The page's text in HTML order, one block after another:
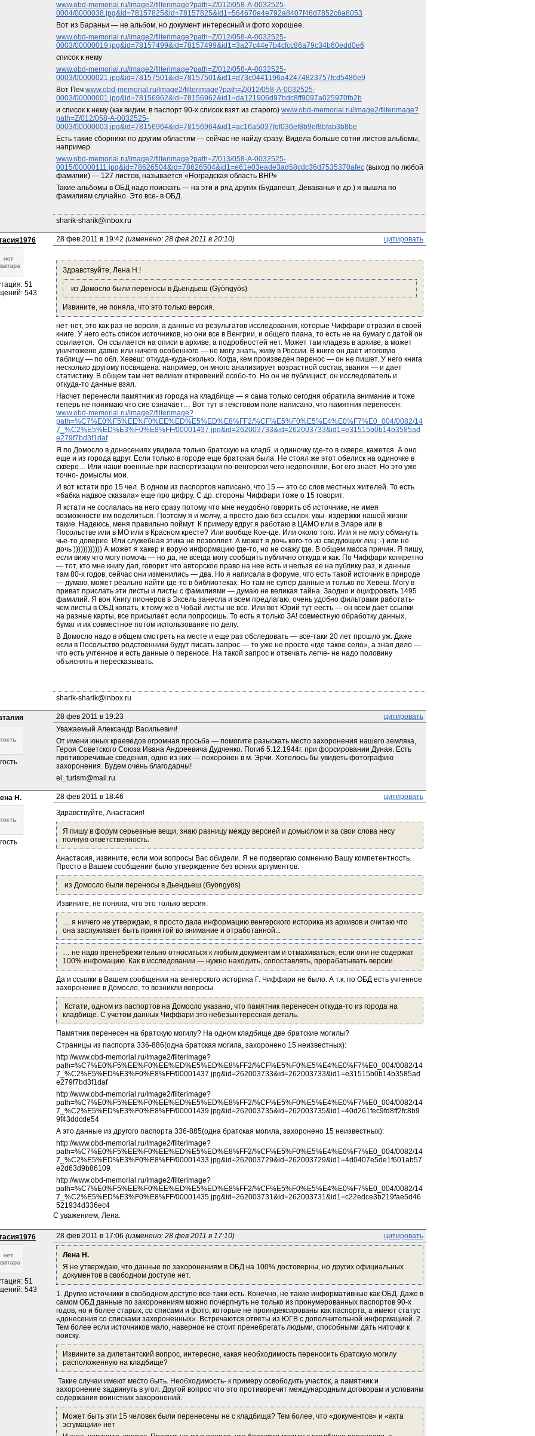
www.obd-memorial.ru/Image2/filterimage?path=Z/012/058-A-0032525-
0004/0000038.jpg&id=78157825&id=78157825&id1=564670e4e792a8407f46d7852c6a8053
Вот из Бараньи — не альбом, но документ интересный и фото хорошее.
www.obd-memorial.ru/Image2/filterimage?path=Z/012/058-A-0032525-
0003/00000019.jpg&id=78157499&id=78157499&id1=3a27c44e7b4cfcc86a79c34b60edd0e6
список к нему
www.obd-memorial.ru/Image2/filterimage?path=Z/012/058-A-0032525-
0003/00000021.jpg&id=78157501&id=78157501&id1=d73c0441196a42474823757fcd5486e9
Вот Печ www.obd-memorial.ru/Image2/filterimage?path=Z/012/058-A-0032525-
0003/00000001.jpg&id=78156962&id=78156962&id1=da121906d97bdc8ff9097a025970fb2b
и список к нему (как видим, в паспорт 90-х список взят из старого) www.obd-memorial.ru/Image2/filterimage?
path=Z/012/058-A-0032525-
0003/00000003.jpg&id=78156964&id=78156964&id1=ac16a5037fef036ef8b9ef8bfab3b8be
Есть такие сборники по другим областям — сейчас не найду сразу. Видела больше сотни листов альбомы,
например
www.obd-memorial.ru/Image2/filterimage?path=Z/013/058-A-0032525-
0015/00000111.jpg&id=78626504&id=78626504&id1=e61e03eade3ad58cdc36d7535370afec (выход по любой
фамилии) — 127 листов, называется «Ноградская область ВНР»
Такие альбомы в ОБД надо поискать — на эти и ряд других (Будапешт, Деваванья и др.) я вышла по
фамилиям случайно. Это все- в ОБД.
sharik-sharik@inbox.ru
51
543
28 фев 2011 в 19:42 (изменено: 28 фев 2011 в 20:10) цитировать
Здравствуйте, Лена Н.!
из Домосло были переносы в Дьендьеш (Gyöngyös)
Извините, не поняла, что это только версия.
нет-нет, это как раз не версия, а данные из результатов исследования, которые Чиффари отразил в своей
книге. У него есть список источников, но они все в Венгрии, и общего плана, то есть не на бумагу с датой он
ссылается.  Он ссылается на описи в архиве, а подробностей нет. Может там кладезь в архиве, а может
уничтожено давно или ничего особенного — не могу знать, живу в России. В книге он дает итоговую
таблицу — по обл. Хевеш: откуда-куда-сколько. Когда, кем произведен перенос — он не пишет. У него книга
несколько другому посвящена: например, он много анализирует возрастной состав, звания — и дает
статистику. В общем там нет великих откровений особо-то. Но он не публицист, он исследователь и
откуда-то данные взял.
Насчет перенесли памятник из города на кладбище — я сама только сегодня обратила внимание и тоже
www.obd-memorial.ru/Image2/filterimage?
path=%C7%E0%F5%EE%F0%EE%ED%E5%ED%E8%FF2/%CF%E5%F0%E5%E4%E0%F7%E0_004/0082/14
7_%C2%E5%ED%E3%F0%E8%FF/00001437.jpg&id=262003733&id=262003733&id1=e31515b0b14b3585ad
e279f7bd3f1daf
Я по Домосло в донесениях увидела только братскую на кладб. и одиночку где-то в сквере, кажется. А оно
еще и из города вдруг. Если только в городе еще братская была. Не стоял же этот обелиск на одиночке в
сквере… Или наши военные при паспортизации по-венгерски чего недопоняли, Бог его знает. Но это уже
точно- домыслы мои.
И вот кстати про 15 чел. В одном из паспортов написано, что 15 — это со слов местных жителей. То есть
«бабка надвое сказала» еще про цифру. С др. стороны Чиффари тоже о 15 говорит.
Я кстати не сослалась на него сразу потому что мне неудобно говорить об источнике, не имея
возможности им поделиться. Поэтому я и молчу, а просто даю без ссылок, увы- издержки нашей жизни
такие. Надеюсь, меня правильно поймут. К примеру вдруг я работаю в ЦАМО или в Эларе или в
Посольстве или в МО или в Красном кресте? Или вообще Кое-где. Или около того. Или я не могу обмануть
чье-то доверие. Или служебная этика не позволяет. А может я дочь кого-то из сведующих лиц :-) или не
дочь )))))))))))) А может я хакер и ворую информацию где-то, но не скажу где. В общем масса причин. Я пишу,
если вижу что могу помочь — но да, не всегда могу сообщить публично откуда и как. По Чиффари конкретно
— тот, кто мне книгу дал, говорит что авторское право на нее есть и нельзя ее на публику раз, и данные
там 80-х годов, сейчас они изменились — два. Но я написала в форуме, что есть такой источник в природе
— думаю, может реально найти где-то в библиотеках. Но там не супер данные и только по Хевеш. Могу в
приват прислать эти листы и листы с фамилиями — думаю не великая тайна. Заодно и оцифровать 1495
фамилий. Я вон Книгу пионеров в Эксель занесла и всем предлагаю, очень удобно фильтрами работать-
чем листы в ОБД копать, к тому же в Чобай листы не все. Или вот Юрий тут еесть — он всем дает ссылки
на разные карты, все присылает если попросишь. То есть я только ЗА! совместную обработку данных,
бумаг и их совместное потом использование по делу.
В Домосло надо в общем смотреть на месте и еще раз обследовать — все-таки 20 лет прошло уж. Даже
если в Посольство родственники будут писать запрос — то уже не просто «где такое село», а зная дело —
что есть учтенное и есть данные о переносе. На такой запрос и отвечать легче- не надо половину
объяснять и пересказывать.
sharik-sharik@inbox.ru
гость
28 фев 2011 в 19:23
цитировать
Уважаемый Александр Васильевич!
От имени юных краеведов огромная просьба — помогите разыскать место захоронения нашего земляка,
Героя Советского Союза Ивана Андреевича Дудченко. Погиб 5.12.1944г. при форсировании Дуная. Есть
противоречивые сведения, одно из них — похоронен в м. Эрчи. Хотелось бы увидеть фотографию
захоронения. Будем очень благодарны!
el_turism@mail.ru
Н.
гость
28 фев 2011 в 18:46
цитировать
Здравствуйте, Анастасия!
Я пишу в форум серьезные вещи, знаю разницу между версией и домыслом и за свои слова несу
полную ответственность.
Анастасия, извините, если мои вопросы Вас обидели. Я не подвергаю сомнению Вашу компетентность.
Просто в Вашем сообщении было утверждение без всяких аргументов:
из Домосло были переносы в Дьендьеш (Gyöngyös)
Извините, не поняла, что это только версия.
… я ничего не утверждаю, я просто дала информацию венгерского историка из архивов и считаю что
она заслуживает быть принятой во внимание и отработанной...
… не надо пренебрежительно относиться к любым документам и отмахиваться, если они не содержат
100% инфомацию. Как в исследовании — нужно находить, сопоставлять, прорабатывать версии.
Да и ссылки в Вашем сообщении на венгерского историка Г. Чиффари не было. А т.к. по ОБД есть учтенное
захоронение в Домосло, то возникли вопросы.
Кстати, одном из паспортов на Домосло указано, что памятник перенесен откуда-то из города на
кладбище. С учетом данных Чиффари это небезынтересная деталь.
Памятник перенесен на братскую могилу? На одном кладбище две братские могилы?
Страницы из паспорта 336-886(одна братская могила, захоронено 15 неизвестных):
http://www.obd-memorial.ru/Image2/filterimage?
path=%C7%E0%F5%EE%F0%EE%ED%E5%ED%E8%FF2/%CF%E5%F0%E5%E4%E0%F7%E0_004/0082/14
7_%C2%E5%ED%E3%F0%E8%FF/00001437.jpg&id=262003733&id=262003733&id1=e31515b0b14b3585ad
e279f7bd3f1daf
http://www.obd-memorial.ru/Image2/filterimage?
path=%C7%E0%F5%EE%F0%EE%ED%E5%ED%E8%FF2/%CF%E5%F0%E5%E4%E0%F7%E0_004/0082/14
7_%C2%E5%ED%E3%F0%E8%FF/00001439.jpg&id=262003735&id=262003735&id1=40d261fec9fd8ff2fc8b9
9f43ddcde54
А это данные из другого паспорта 336-885(одна братская могила, захоронено 15 неизвестных):
http://www.obd-memorial.ru/Image2/filterimage?
path=%C7%E0%F5%EE%F0%EE%ED%E5%ED%E8%FF2/%CF%E5%F0%E5%E4%E0%F7%E0_004/0082/14
7_%C2%E5%ED%E3%F0%E8%FF/00001433.jpg&id=262003729&id=262003729&id1=4d0407e5de1f601ab57
e2d63d9b86109
http://www.obd-memorial.ru/Image2/filterimage?
path=%C7%E0%F5%EE%F0%EE%ED%E5%ED%E8%FF2/%CF%E5%F0%E5%E4%E0%F7%E0_004/0082/14
7_%C2%E5%ED%E3%F0%E8%FF/00001435.jpg&id=262003731&id=262003731&id1=c22edce3b219fae5d46
521934d336ec4
С уважением, Лена.
51
543
28 фев 2011 в 17:06 (изменено: 28 фев 2011 в 17:10) цитировать
Лена Н.
Я не утверждаю, что данные по захоронениям в ОБД на 100% достоверны, но других официальных
документов в свободном доступе нет.
1. Другие источники в свободном доступе все-таки есть. Конечно, не такие информативные как ОБД. Даже в
самом ОБД данные по захоронениям можно почерпнуть не только из пронумерованных паспортов 90-х
годов, но и более старых, со списами и фото, которые не проиндексированы как паспорта, а имеют статус
«донесения со списками захороненных». Встречаются ответы из ЮГВ с дополнительной информацией. 2.
Тем более если источников мало, наверное не стоит пренебрегать людьми, способными дать ниточки к
поиску.
Извините за дилетантский вопрос, интересно, какая необходимость переносить братскую могилу
расположенную на кладбище?
Такие случаи имеют место быть. Необходимость- к примеру освободить участок, а памятник и
захоронение задвинуть в угол. Другой вопрос что это противоречит международным договорам и условиям
содержания воинстких захоронений.
Может быть эти 15 человек были перенесены не с кладбища? Тем более, что «документов» и «акта
эсгумации» нет